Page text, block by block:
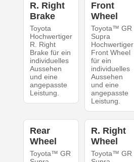
R. Right
Brake
Toyota
Hochwertiger
R. Right
Brake für ein
individuelles
Aussehen
und eine
angepasste
Leistung.
Front
Wheel
Toyota™ GR
Supra
Hochwertiger
Front Wheel
für ein
individuelles
Aussehen
und eine
angepasste
Leistung.
Rear
Wheel
Toyota™ GR
R. Right
Wheel
Toyota™ GR